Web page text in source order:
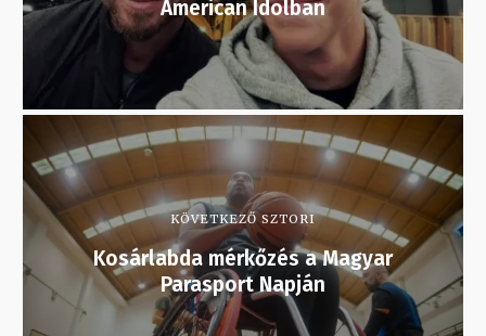
American Idolban
KÖVETKEZŐ SZTORI
Kosárlabda mérkőzés a Magyar
Parasport Napján